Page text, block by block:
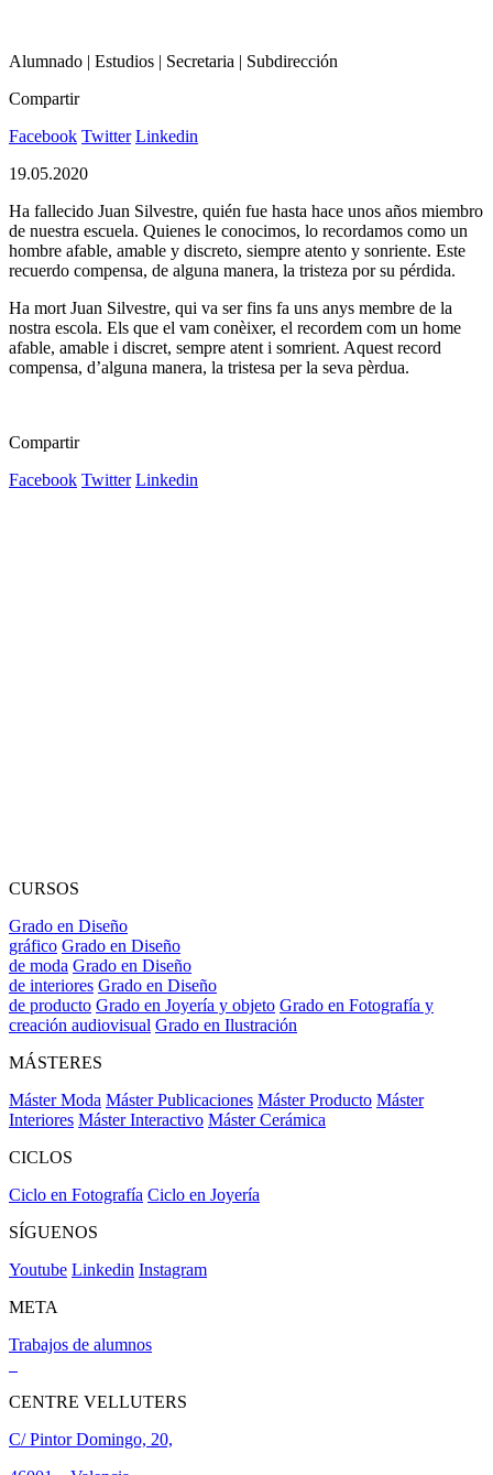
Alumnado | Estudios | Secretaria | Subdirección
Compartir
Facebook Twitter Linkedin
19.05.2020
Ha fallecido Juan Silvestre, quién fue hasta hace unos años miembro
de nuestra escuela. Quienes le conocimos, lo recordamos como un
hombre afable, amable y discreto, siempre atento y sonriente. Este
recuerdo compensa, de alguna manera, la tristeza por su pérdida.
Ha mort Juan Silvestre, qui va ser fins fa uns anys membre de la
nostra escola. Els que el vam conèixer, el recordem com un home
afable, amable i discret, sempre atent i somrient. Aquest record
compensa, d’alguna manera, la tristesa per la seva pèrdua.
Compartir
Facebook Twitter Linkedin
CURSOS
Grado en Diseño
gráfico Grado en Diseño
de moda Grado en Diseño
de interiores Grado en Diseño
de producto Grado en Joyería y objeto Grado en Fotografía y
creación audiovisual Grado en Ilustración
MÁSTERES
Máster Moda Máster Publicaciones Máster Producto Máster
Interiores Máster Interactivo Máster Cerámica
CICLOS
Ciclo en Fotografía Ciclo en Joyería
SÍGUENOS
Youtube Linkedin Instagram
META
Trabajos de alumnos
CENTRE VELLUTERS
C/ Pintor Domingo, 20,